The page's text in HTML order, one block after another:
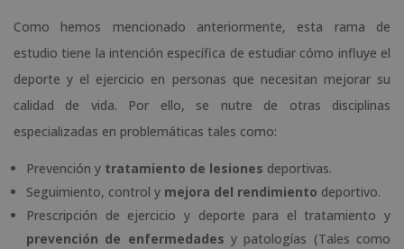
Como hemos mencionado anteriormente, esta rama de
estudio tiene la intención específica de estudiar cómo influye el
deporte y el ejercicio en personas que necesitan mejorar su
calidad de vida. Por ello, se nutre de otras disciplinas
especializadas en problemáticas tales como:
Prevención y tratamiento de lesiones deportivas.
Seguimiento, control y mejora del rendimiento deportivo.
Prescripción de ejercicio y deporte para el tratamiento y
prevención de enfermedades y patologías (Tales como